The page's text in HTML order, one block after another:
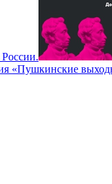
«Пушкинские